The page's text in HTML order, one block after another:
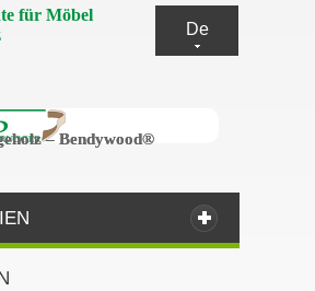
De
für Möbel
– Bendywood®
– Bendywood®